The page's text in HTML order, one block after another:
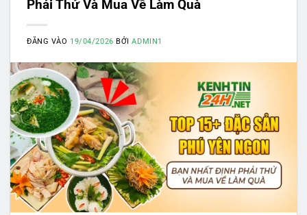
Phải Thử Và Mua Về Làm Quà
ĐĂNG VÀO 19/04/2026 BỞIADMIN1